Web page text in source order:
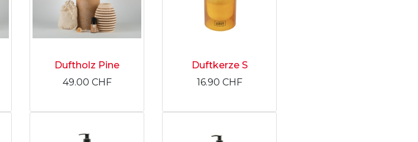
Duftholz Pine
49.00 CHF
Duftkerze S
16.90 CHF